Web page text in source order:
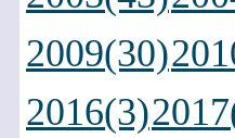
2009(30)
2016(3)